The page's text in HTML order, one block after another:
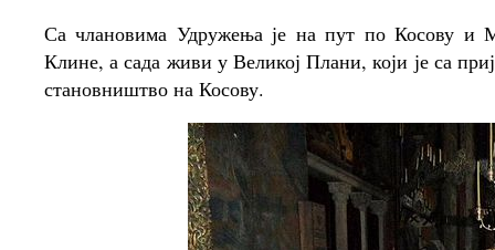
Са члановима Удружења је на пут по Косову и
Клине, а сада живи у Великој Плани, који је са
становништво на Косову.